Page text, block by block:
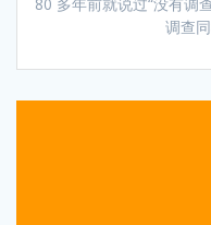
调查